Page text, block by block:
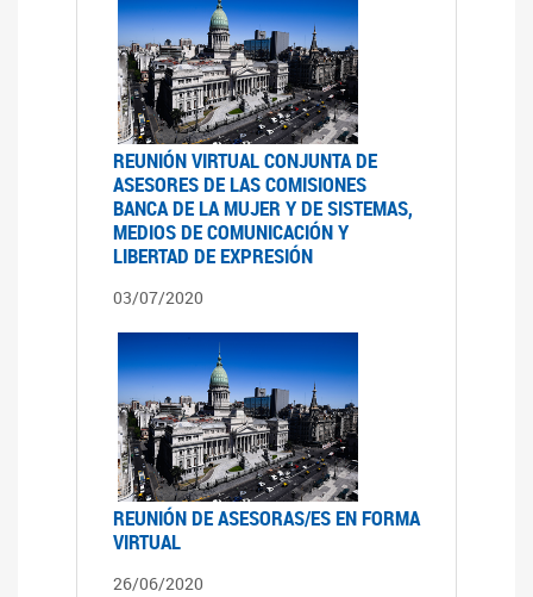
REUNIÓN VIRTUAL CONJUNTA DE
ASESORES DE LAS COMISIONES
BANCA DE LA MUJER Y DE SISTEMAS,
MEDIOS DE COMUNICACIÓN Y
LIBERTAD DE EXPRESIÓN
03/07/2020
REUNIÓN DE ASESORAS/ES EN FORMA
VIRTUAL
26/06/2020